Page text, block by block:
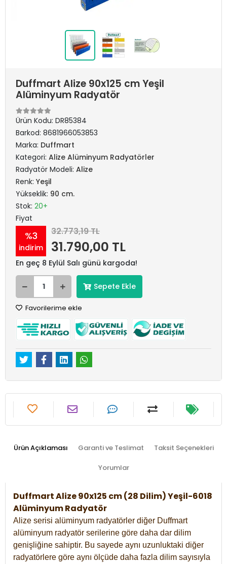
Duffmart Alize 90x125 cm Yeşil
Alüminyum Radyatör
Ürün Kodu: DR85384
Barkod: 8681966053853
Marka: Duffmart
Kategori: Alize Alüminyum Radyatörler
Radyatör Modeli: Alize
Renk: Yeşil
Yükseklik: 90 cm.
Stok: 20+
Fiyat
%3
indirim
32.773,19 TL
31.790,00 TL
En geç 8 Eylül Salı günü kargoda!
Sepete Ekle
Favorilerime ekle
Ürün Açıklaması Garanti ve Teslimat Taksit Seçenekleri
Yorumlar
Duffmart Alize 90x125 cm (28 Dilim) Yeşil-6018
Alüminyum Radyatör
Alize serisi alüminyum radyatörler diğer Duffmart
alüminyum radyatör serilerine göre daha dar dilim
genişliğine sahiptir. Bu sayede aynı uzunluktaki diğer
radyatörlere göre aynı ölçüde daha fazla dilim sayısıyla